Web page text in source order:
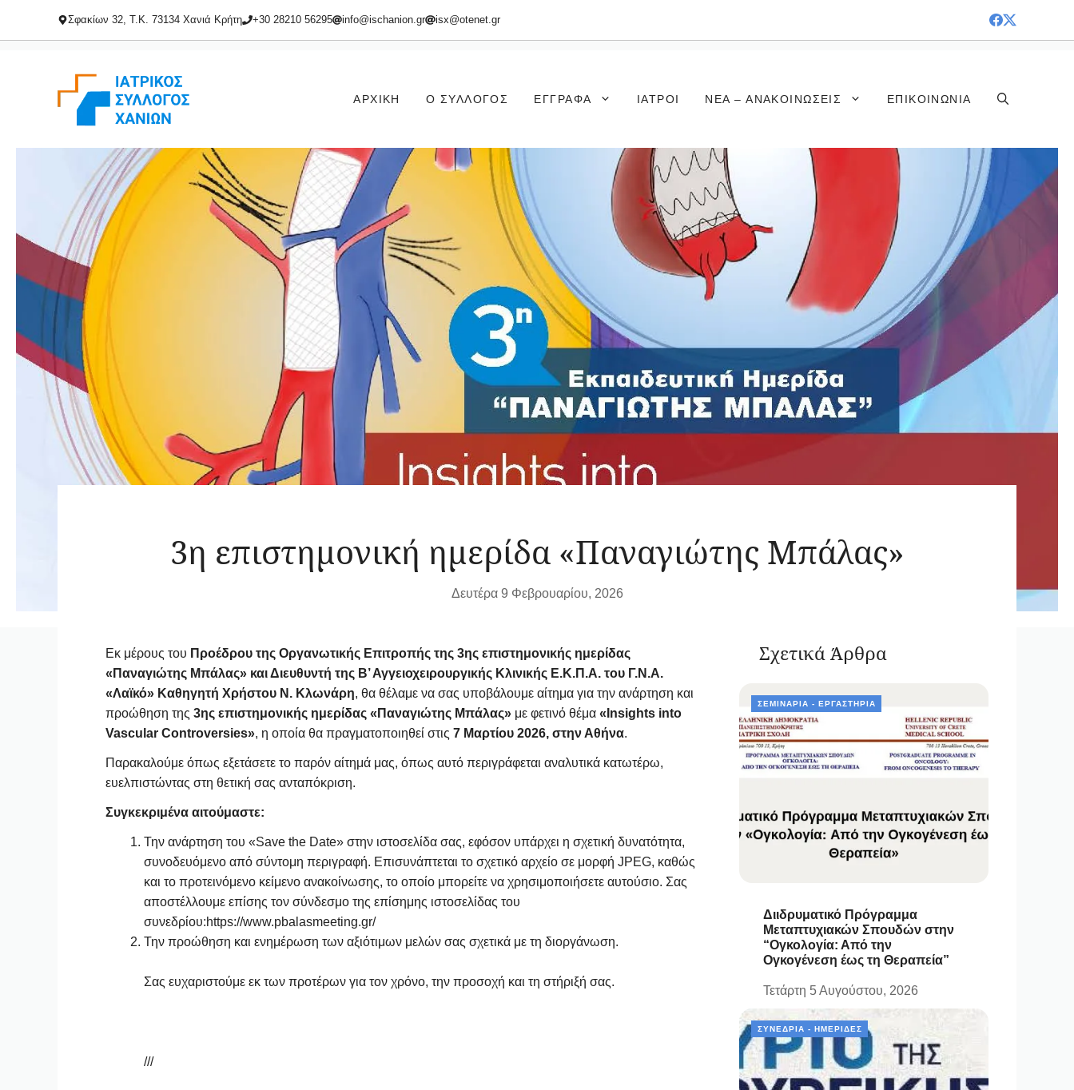
Σφακίων 32, Τ.Κ. 73134 Χανιά Κρήτη +30 28210 56295 info@ischanion.gr isx@otenet.gr
ΑΡΧΙΚΉ Ο ΣΎΛΛΟΓΟΣ ΈΓΓΡΑΦΑ ΙΑΤΡΟΊ ΝΈΑ – ΑΝΑΚΟΙΝΏΣΕΙΣ ΕΠΙΚΟΙΝΩΝΊΑ
3η επιστημονική ημερίδα «Παναγιώτης Μπάλας»
Δευτέρα 9 Φεβρουαρίου, 2026
Εκ μέρους του Προέδρου της Οργανωτικής Επιτροπής της 3ης επιστημονικής ημερίδας
«Παναγιώτης Μπάλας» και Διευθυντή της Β’ Αγγειοχειρουργικής Κλινικής Ε.Κ.Π.Α. του Γ.Ν.Α.
«Λαϊκό» Καθηγητή Χρήστου Ν. Κλωνάρη, θα θέλαμε να σας υποβάλουμε αίτημα για την ανάρτηση και
προώθηση της 3ης επιστημονικής ημερίδας «Παναγιώτης Μπάλας» με φετινό θέμα «Insights into
Vascular Controversies», η οποία θα πραγματοποιηθεί στις 7 Μαρτίου 2026, στην Αθήνα.
Παρακαλούμε όπως εξετάσετε το παρόν αίτημά μας, όπως αυτό περιγράφεται αναλυτικά κατωτέρω,
ευελπιστώντας στη θετική σας ανταπόκριση.
Συγκεκριμένα αιτούμαστε:
Την ανάρτηση του «Save the Date» στην ιστοσελίδα σας, εφόσον υπάρχει η σχετική δυνατότητα,
συνοδευόμενο από σύντομη περιγραφή. Επισυνάπτεται το σχετικό αρχείο σε μορφή JPEG, καθώς
και το προτεινόμενο κείμενο ανακοίνωσης, το οποίο μπορείτε να χρησιμοποιήσετε αυτούσιο. Σας
αποστέλλουμε επίσης τον σύνδεσμο της επίσημης ιστοσελίδας του
συνεδρίου:https://www.pbalasmeeting.gr/
Την προώθηση και ενημέρωση των αξιότιμων μελών σας σχετικά με τη διοργάνωση.
Σας ευχαριστούμε εκ των προτέρων για τον χρόνο, την προσοχή και τη στήριξή σας.
///
Σχετικά Άρθρα
ΣΕΜΙΝΆΡΙΑ - ΕΡΓΑΣΤΉΡΙΑ
Διιδρυματικό Πρόγραμμα
Μεταπτυχιακών Σπουδών στην
“Ογκολογία: Από την
Ογκογένεση έως τη Θεραπεία”
Τετάρτη 5 Αυγούστου, 2026
ΣΥΝΈΔΡΙΑ - ΗΜΕΡΊΔΕΣ